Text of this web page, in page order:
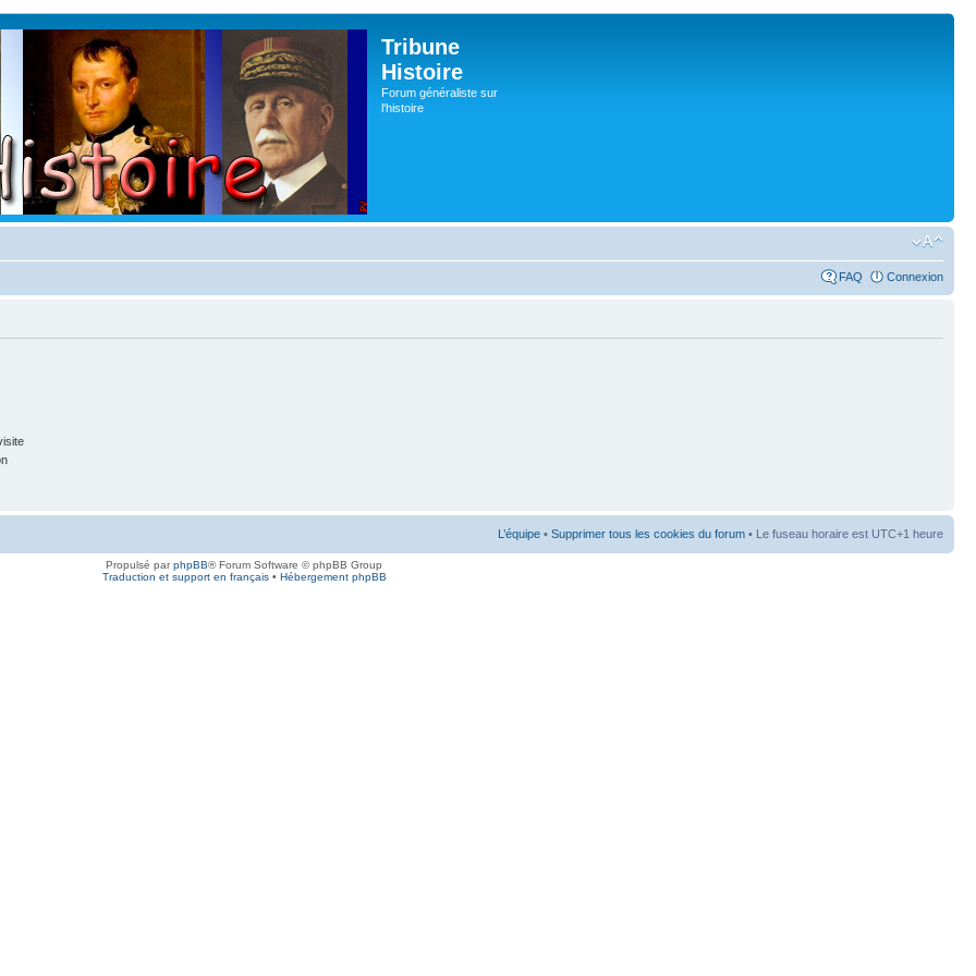
Tribune
Histoire
Forum généraliste sur
l'histoire
FAQ Connexion
L’équipe • Supprimer tous les cookies du forum • Le fuseau horaire est UTC+1 heure
Propulsé parphpBB® Forum Software © phpBB Group
Traduction et support en français• Hébergement phpBB